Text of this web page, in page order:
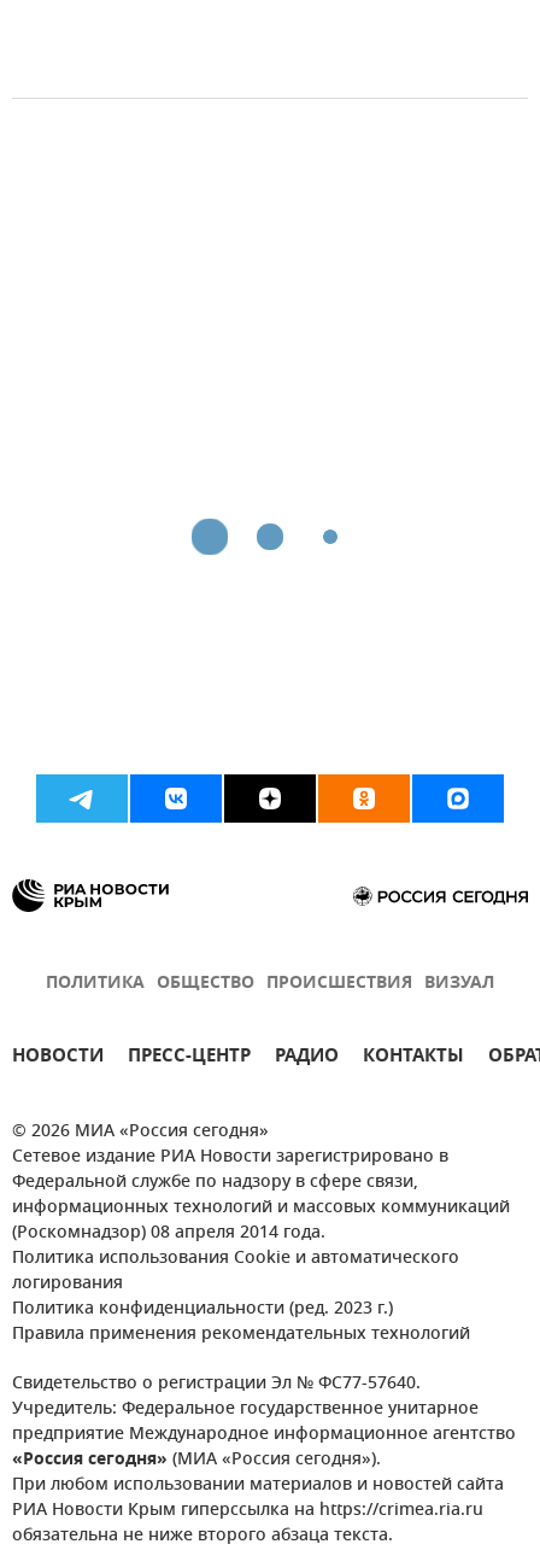
ПОЛИТИКА ОБЩЕСТВО ПРОИСШЕСТВИЯ ВИЗУАЛ
НОВОСТИ ПРЕСС-ЦЕНТР РАДИО КОНТАКТЫ
© 2026 МИА «Россия сегодня»
Сетевое издание РИА Новости зарегистрировано в
Федеральной службе по надзору в сфере связи,
информационных технологий и массовых коммуникаций
(Роскомнадзор) 08 апреля 2014 года.
Политика использования Cookie и автоматического
логирования
Политика конфиденциальности (ред. 2023 г.)
Правила применения рекомендательных технологий
Свидетельство о регистрации Эл № ФС77-57640.
Учредитель: Федеральное государственное унитарное
предприятие Международное информационное агентство
«Россия сегодня» (МИА «Россия сегодня»).
При любом использовании материалов и новостей сайта
РИА Новости Крым гиперссылка на https://crimea.ria.ru
обязательна не ниже второго абзаца текста.